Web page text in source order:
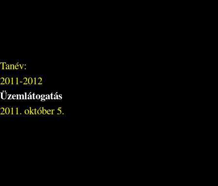
Tanév:
2011-2012
Üzemlátogatás
2011. október 5.